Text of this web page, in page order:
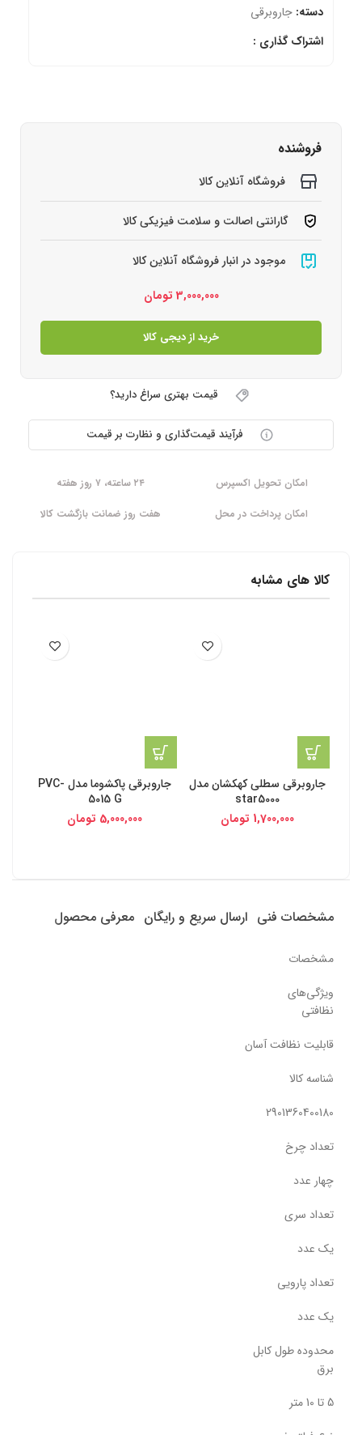
دسته: جاروبرقی
اشتراک گذاری :
فروشنده
فروشگاه آنلاین کالا
گارانتی اصالت و سلامت فیزیکی کالا
موجود در انبار فروشگاه آنلاین کالا
3,000,000 تومان
خرید از دیجی کالا
قیمت بهتری سراغ دارید؟
فرآیند قیمت‌گذاری و نظارت بر قیمت
امکان تحویل اکسپرس
۲۴ ساعته، ۷ روز هفته
امکان پرداخت در محل
هفت روز ضمانت بازگشت کالا
کالا های مشابه
جاروبرقی سطلی کهکشان مدل
star5000
1,700,000 تومان
جاروبرقی پاکشوما مدل PVC-
5015 G
5,000,000 تومان
مشخصات فنی ارسال سریع و رایگان معرفی محصول
مشخصات
ویژگی‌های
نظافتی
قابلیت نظافت آسان
شناسه کالا
2901360400180
تعداد چرخ
چهار عدد
تعداد سری
یک عدد
تعداد پارویی
یک عدد
محدوده طول کابل
برق
5 تا 10 متر